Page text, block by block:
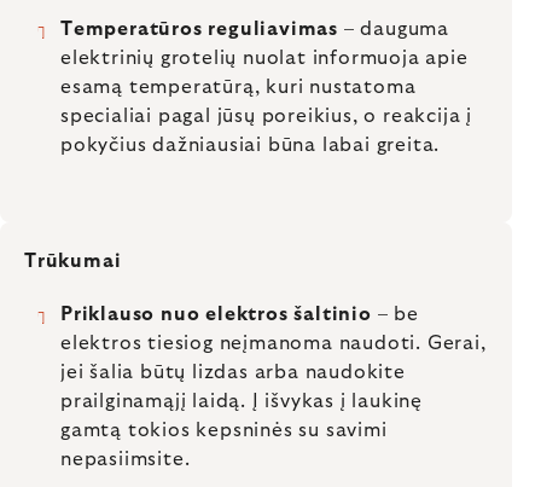
Temperatūros reguliavimas – dauguma
elektrinių grotelių nuolat informuoja apie
esamą temperatūrą, kuri nustatoma
specialiai pagal jūsų poreikius, o reakcija į
pokyčius dažniausiai būna labai greita.
Trūkumai
Priklauso nuo elektros šaltinio – be
elektros tiesiog neįmanoma naudoti. Gerai,
jei šalia būtų lizdas arba naudokite
prailginamąjį laidą. Į išvykas į laukinę
gamtą tokios kepsninės su savimi
nepasiimsite.